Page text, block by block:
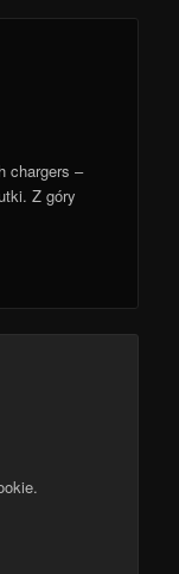
chargers –
Z góry